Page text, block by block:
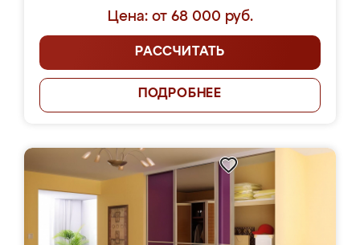
Цена: от 68 000 руб.
РАССЧИТАТЬ
ПОДРОБНЕЕ